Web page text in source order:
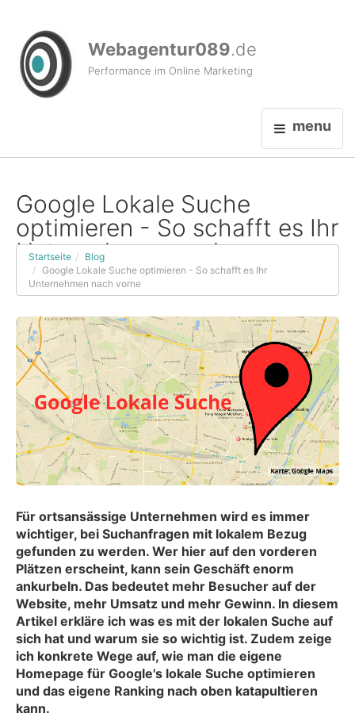
Webagentur089.de
Performance im Online Marketing
menu
Google Lokale Suche
optimieren - So schafft es Ihr
Unternehmen nach vorne
Startseite
Blog
Google Lokale Suche optimieren - So schafft es Ihr
Unternehmen nach vorne
Für ortsansässige Unternehmen wird es immer
wichtiger, bei Suchanfragen mit lokalem Bezug
gefunden zu werden. Wer hier auf den vorderen
Plätzen erscheint, kann sein Geschäft enorm
ankurbeln. Das bedeutet mehr Besucher auf der
Website, mehr Umsatz und mehr Gewinn. In diesem
Artikel erkläre ich was es mit der lokalen Suche auf
sich hat und warum sie so wichtig ist. Zudem zeige
ich konkrete Wege auf, wie man die eigene
Homepage für Google's lokale Suche optimieren
und das eigene Ranking nach oben katapultieren
kann.